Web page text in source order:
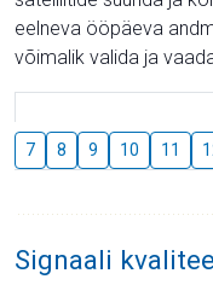
eelneva ööpäeva
võimalik valida ja
7 8 9 10 11
Signaali